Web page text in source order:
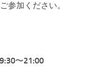
参加ください。
〜21:00